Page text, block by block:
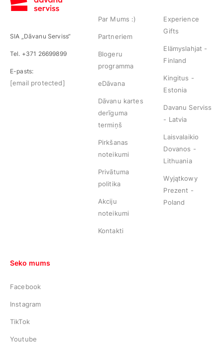
SIA „Dāvanu Serviss“
Tel. +371 26699899
E-pasts:
[email protected]
Par Mums :)
Partneriem
Blogeru
programma
eDāvana
Dāvanu kartes
derīguma
termiņš
Pirkšanas
noteikumi
Privātuma
politika
Akciju
noteikumi
Kontakti
Experience
Gifts
Elämyslahjat -
Finland
Kingitus -
Estonia
Davanu Serviss
- Latvia
Laisvalaikio
Dovanos -
Lithuania
Wyjątkowy
Prezent -
Poland
Seko mums
Facebook
Instagram
TikTok
Youtube